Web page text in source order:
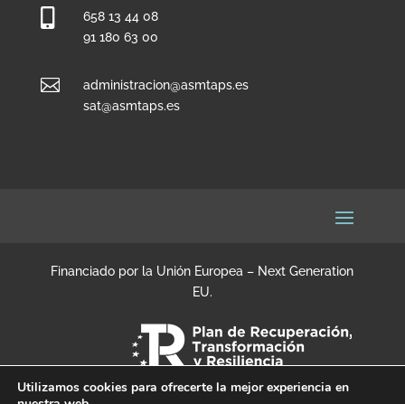
658 13 44 08
91 180 63 00

administracion@asmtaps.es
sat@asmtaps.es
Financiado por la Unión Europea – Next Generation
EU.
Utilizamos cookies para ofrecerte la mejor experiencia en